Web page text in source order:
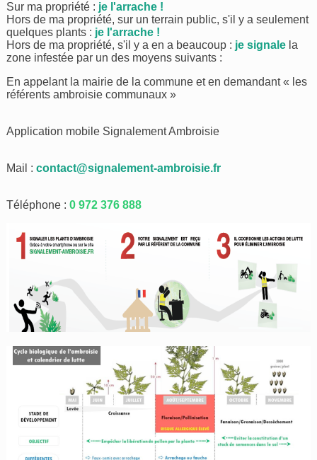
Sur ma propriété : je l'arrache !
Hors de ma propriété, sur un terrain public, s'il y a seulement
quelques plants : je l'arrache !
Hors de ma propriété, s'il y a en a beaucoup : je signale la
zone infestée par un des moyens suivants :
En appelant la mairie de la commune et en demandant « les
référents ambroisie communaux »
Application mobile Signalement Ambroisie
Mail :contact@signalement-ambroisie.fr
Téléphone :0 972 376 888